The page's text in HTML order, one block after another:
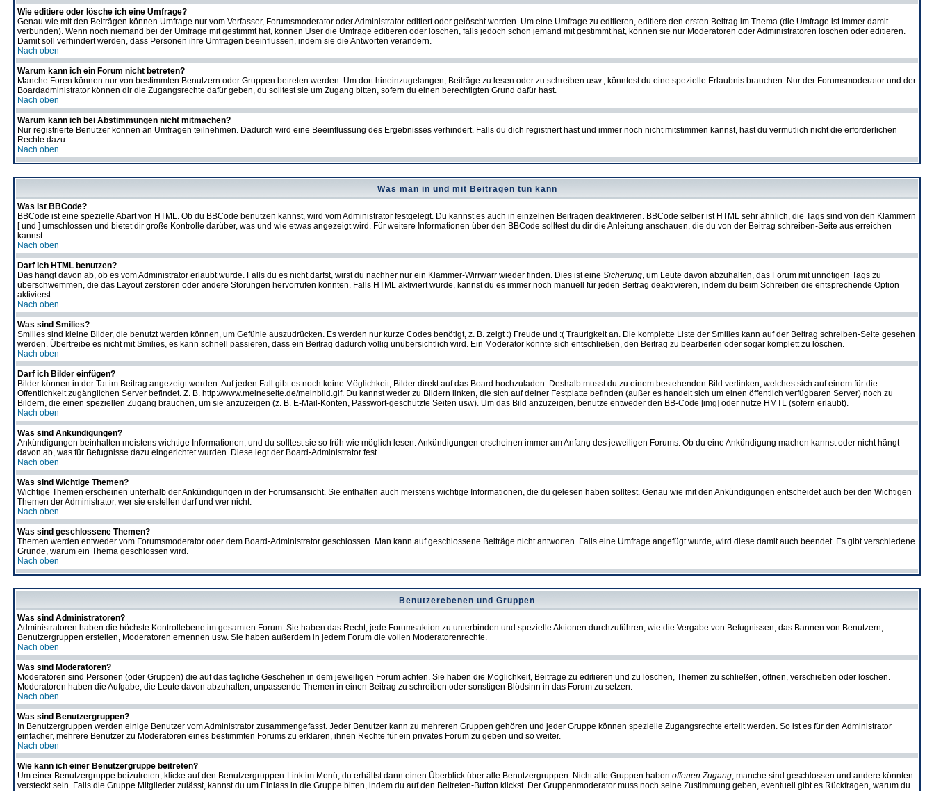
Wie editiere oder lösche ich eine Umfrage?
Genau wie mit den Beiträgen können Umfrage nur vom Verfasser, Forumsmoderator oder Administrator editiert oder gelöscht werden. Um eine Umfrage zu editieren, editiere den ersten Beitrag im Thema (die Umfrage ist immer damit
verbunden). Wenn noch niemand bei der Umfrage mit gestimmt hat, können User die Umfrage editieren oder löschen, falls jedoch schon jemand mit gestimmt hat, können sie nur Moderatoren oder Administratoren löschen oder editieren.
Damit soll verhindert werden, dass Personen ihre Umfragen beeinflussen, indem sie die Antworten verändern.
Nach oben
Warum kann ich ein Forum nicht betreten?
Manche Foren können nur von bestimmten Benutzern oder Gruppen betreten werden. Um dort hineinzugelangen, Beiträge zu lesen oder zu schreiben usw., könntest du eine spezielle Erlaubnis brauchen. Nur der Forumsmoderator und der
Boardadministrator können dir die Zugangsrechte dafür geben, du solltest sie um Zugang bitten, sofern du einen berechtigten Grund dafür hast.
Nach oben
Warum kann ich bei Abstimmungen nicht mitmachen?
Nur registrierte Benutzer können an Umfragen teilnehmen. Dadurch wird eine Beeinflussung des Ergebnisses verhindert. Falls du dich registriert hast und immer noch nicht mitstimmen kannst, hast du vermutlich nicht die erforderlichen
Rechte dazu.
Nach oben
Was man in und mit Beiträgen tun kann
Was ist BBCode?
BBCode ist eine spezielle Abart von HTML. Ob du BBCode benutzen kannst, wird vom Administrator festgelegt. Du kannst es auch in einzelnen Beiträgen deaktivieren. BBCode selber ist HTML sehr ähnlich, die Tags sind von den Klammern
[ und ] umschlossen und bietet dir große Kontrolle darüber, was und wie etwas angezeigt wird. Für weitere Informationen über den BBCode solltest du dir die Anleitung anschauen, die du von der Beitrag schreiben-Seite aus erreichen
kannst.
Nach oben
Darf ich HTML benutzen?
Das hängt davon ab, ob es vom Administrator erlaubt wurde. Falls du es nicht darfst, wirst du nachher nur ein Klammer-Wirrwarr wieder finden. Dies ist eine Sicherung, um Leute davon abzuhalten, das Forum mit unnötigen Tags zu
überschwemmen, die das Layout zerstören oder andere Störungen hervorrufen könnten. Falls HTML aktiviert wurde, kannst du es immer noch manuell für jeden Beitrag deaktivieren, indem du beim Schreiben die entsprechende Option
aktivierst.
Nach oben
Was sind Smilies?
Smilies sind kleine Bilder, die benutzt werden können, um Gefühle auszudrücken. Es werden nur kurze Codes benötigt, z. B. zeigt :) Freude und :( Traurigkeit an. Die komplette Liste der Smilies kann auf der Beitrag schreiben-Seite gesehen
werden. Übertreibe es nicht mit Smilies, es kann schnell passieren, dass ein Beitrag dadurch völlig unübersichtlich wird. Ein Moderator könnte sich entschließen, den Beitrag zu bearbeiten oder sogar komplett zu löschen.
Nach oben
Darf ich Bilder einfügen?
Bilder können in der Tat im Beitrag angezeigt werden. Auf jeden Fall gibt es noch keine Möglichkeit, Bilder direkt auf das Board hochzuladen. Deshalb musst du zu einem bestehenden Bild verlinken, welches sich auf einem für die
Öffentlichkeit zugänglichen Server befindet. Z. B. http://www.meineseite.de/meinbild.gif. Du kannst weder zu Bildern linken, die sich auf deiner Festplatte befinden (außer es handelt sich um einen öffentlich verfügbaren Server) noch zu
Bildern, die einen speziellen Zugang brauchen, um sie anzuzeigen (z. B. E-Mail-Konten, Passwort-geschützte Seiten usw). Um das Bild anzuzeigen, benutze entweder den BB-Code [img] oder nutze HMTL (sofern erlaubt).
Nach oben
Was sind Ankündigungen?
Ankündigungen beinhalten meistens wichtige Informationen, und du solltest sie so früh wie möglich lesen. Ankündigungen erscheinen immer am Anfang des jeweiligen Forums. Ob du eine Ankündigung machen kannst oder nicht hängt
davon ab, was für Befugnisse dazu eingerichtet wurden. Diese legt der Board-Administrator fest.
Nach oben
Was sind Wichtige Themen?
Wichtige Themen erscheinen unterhalb der Ankündigungen in der Forumsansicht. Sie enthalten auch meistens wichtige Informationen, die du gelesen haben solltest. Genau wie mit den Ankündigungen entscheidet auch bei den Wichtigen
Themen der Administrator, wer sie erstellen darf und wer nicht.
Nach oben
Was sind geschlossene Themen?
Themen werden entweder vom Forumsmoderator oder dem Board-Administrator geschlossen. Man kann auf geschlossene Beiträge nicht antworten. Falls eine Umfrage angefügt wurde, wird diese damit auch beendet. Es gibt verschiedene
Gründe, warum ein Thema geschlossen wird.
Nach oben
Benutzerebenen und Gruppen
Was sind Administratoren?
Administratoren haben die höchste Kontrollebene im gesamten Forum. Sie haben das Recht, jede Forumsaktion zu unterbinden und spezielle Aktionen durchzuführen, wie die Vergabe von Befugnissen, das Bannen von Benutzern,
Benutzergruppen erstellen, Moderatoren ernennen usw. Sie haben außerdem in jedem Forum die vollen Moderatorenrechte.
Nach oben
Was sind Moderatoren?
Moderatoren sind Personen (oder Gruppen) die auf das tägliche Geschehen in dem jeweiligen Forum achten. Sie haben die Möglichkeit, Beiträge zu editieren und zu löschen, Themen zu schließen, öffnen, verschieben oder löschen.
Moderatoren haben die Aufgabe, die Leute davon abzuhalten, unpassende Themen in einen Beitrag zu schreiben oder sonstigen Blödsinn in das Forum zu setzen.
Nach oben
Was sind Benutzergruppen?
In Benutzergruppen werden einige Benutzer vom Administrator zusammengefasst. Jeder Benutzer kann zu mehreren Gruppen gehören und jeder Gruppe können spezielle Zugangsrechte erteilt werden. So ist es für den Administrator
einfacher, mehrere Benutzer zu Moderatoren eines bestimmten Forums zu erklären, ihnen Rechte für ein privates Forum zu geben und so weiter.
Nach oben
Wie kann ich einer Benutzergruppe beitreten?
Um einer Benutzergruppe beizutreten, klicke auf den Benutzergruppen-Link im Menü, du erhältst dann einen Überblick über alle Benutzergruppen. Nicht alle Gruppen haben offenen Zugang, manche sind geschlossen und andere könnten
versteckt sein. Falls die Gruppe Mitglieder zulässt, kannst du um Einlass in die Gruppe bitten, indem du auf den Beitreten-Button klickst. Der Gruppenmoderator muss noch seine Zustimmung geben, eventuell gibt es Rückfragen, warum du